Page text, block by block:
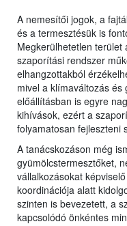
A nemesítői jogok, a
és a termesztésük is
Megkerülhetetlen
szaporítási rendszer
elhangzottakból
mivel a klímaváltozás
előállításban is egyre
kihívások, ezért a
folyamatosan fejleszteni
A tanácskozáson még
gyümölcstermesztőket,
vállalkozásokat
koordinációja alatt
szinten is bevezetett, a
kapcsolódó önkéntes